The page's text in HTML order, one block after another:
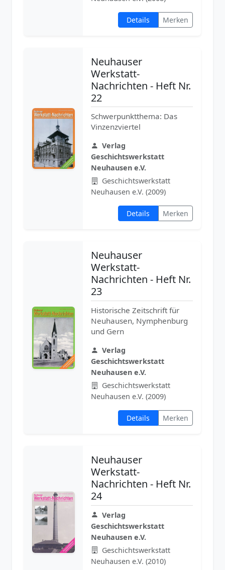
Details Merken
Neuhauser
Werkstatt-
Nachrichten - Heft Nr.
22
Schwerpunktthema: Das
Vinzenzviertel
Verlag
Geschichtswerkstatt
Neuhausen e.V.
Geschichtswerkstatt
Neuhausen e.V. (2009)
Details Merken
Neuhauser
Werkstatt-
Nachrichten - Heft Nr.
23
Historische Zeitschrift für
Neuhausen, Nymphenburg
und Gern
Verlag
Geschichtswerkstatt
Neuhausen e.V.
Geschichtswerkstatt
Neuhausen e.V. (2009)
Details Merken
Neuhauser
Werkstatt-
Nachrichten - Heft Nr.
24
Verlag
Geschichtswerkstatt
Neuhausen e.V.
Geschichtswerkstatt
Neuhausen e.V. (2010)